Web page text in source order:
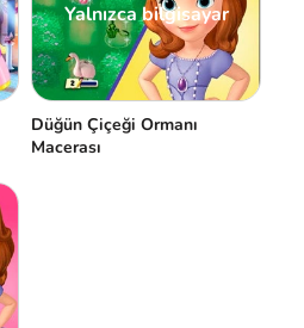
Yalnızca bilgisayar
Düğün Çiçeği Ormanı
Macerası